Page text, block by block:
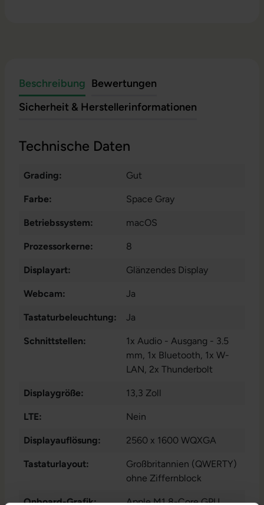
Beschreibung Bewertungen
Sicherheit & Herstellerinformationen
Technische Daten
Grading: Gut
Farbe: Space Gray
Betriebssystem: macOS
Prozessorkerne: 8
Displayart: Glänzendes Display
Webcam: Ja
Tastaturbeleuchtung: Ja
Schnittstellen:
1x Audio - Ausgang - 3.5
mm, 1x Bluetooth, 1x W-
LAN, 2x Thunderbolt
Displaygröße: 13,3 Zoll
LTE: Nein
Displayauflösung: 2560 x 1600 WQXGA
Tastaturlayout:
Großbritannien (QWERTY)
ohne Ziffernblock
Onboard-Grafik: Apple M1 8-Core GPU